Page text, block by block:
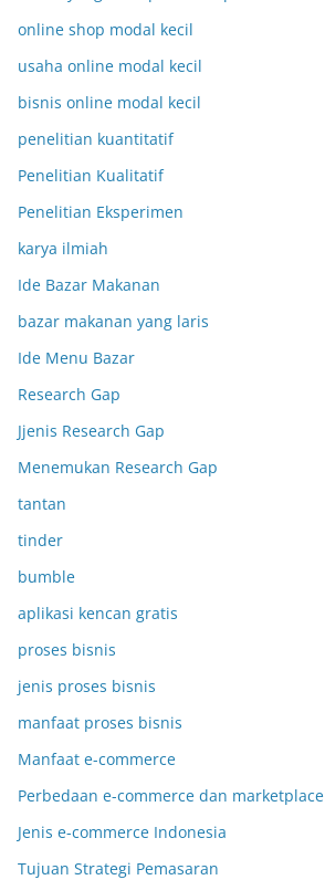
online shop modal kecil
usaha online modal kecil
bisnis online modal kecil
penelitian kuantitatif
Penelitian Kualitatif
Penelitian Eksperimen
karya ilmiah
Ide Bazar Makanan
bazar makanan yang laris
Ide Menu Bazar
Research Gap
Jjenis Research Gap
Menemukan Research Gap
tantan
tinder
bumble
aplikasi kencan gratis
proses bisnis
jenis proses bisnis
manfaat proses bisnis
Manfaat e-commerce
Perbedaan e-commerce dan marketplace
Jenis e-commerce Indonesia
Tujuan Strategi Pemasaran